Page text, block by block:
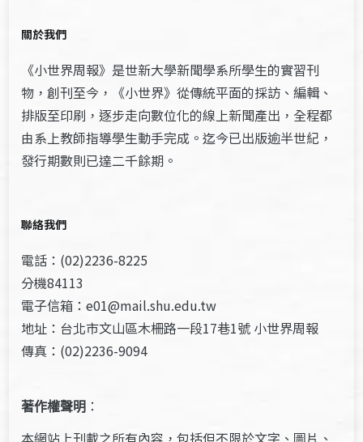
關於我們
《小世界周報》是世新大學新聞學系所學生的實習刊
物，創刊至今，《小世界》從傳統平面的採訪、編輯、
排版至印刷，逐步走向數位化的線上新聞產出，全程都
由系上教師指導學生動手完成。迄今已出版逾半世紀，
發行期數則已達二千餘期。
聯絡我們
電話：(02)2236-8225
分機84113
電子信箱：e01@mail.shu.edu.tw
地址：台北市文山區木柵路一段17巷1號 小世界周報
傳真：(02)2236-9094
著作權聲明 ：
本網站上刊載之所有內容，包括但不限於文字、圖片、